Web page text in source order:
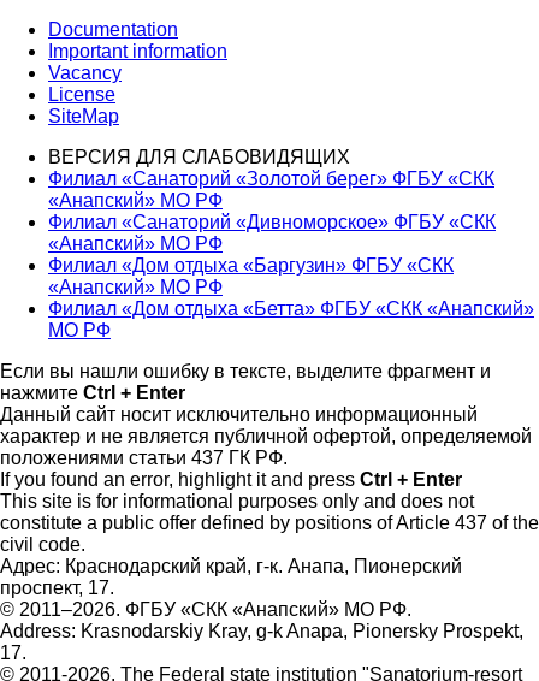
Documentation
Important information
Vacancy
License
SiteMap
ВЕРСИЯ ДЛЯ СЛАБОВИДЯЩИХ
Филиал «Санаторий «Золотой берег» ФГБУ «СКК
«Анапский» МО РФ
Филиал «Санаторий «Дивноморское» ФГБУ «СКК
«Анапский» МО РФ
Филиал «Дом отдыха «Баргузин» ФГБУ «СКК
«Анапский» МО РФ
Филиал «Дом отдыха «Бетта» ФГБУ «СКК «Анапский»
МО РФ
Если вы нашли ошибку в тексте, выделите фрагмент и
нажмите Ctrl + Enter
Данный сайт носит исключительно информационный
характер и не является публичной офертой, определяемой
положениями статьи 437 ГК РФ.
If you found an error, highlight it and press Ctrl + Enter
This site is for informational purposes only and does not
constitute a public offer defined by positions of Article 437 of the
civil code.
Адрес: Краснодарский край, г-к. Анапа, Пионерский
проспект, 17.
© 2011–2026. ФГБУ «СКК «Анапский» МО РФ.
Address: Krasnodarskiy Kray, g-k Anapa, Pionersky Prospekt,
17.
© 2011-2026. The Federal state institution "Sanatorium-resort